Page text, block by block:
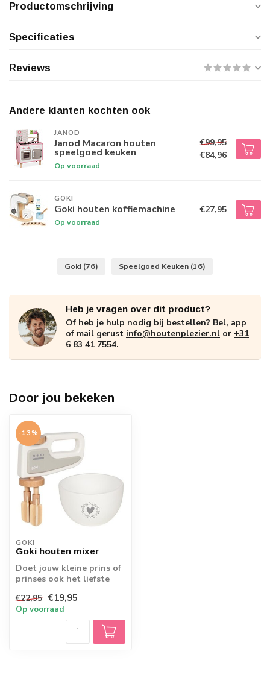
Productomschrijving
Specificaties
Reviews
Andere klanten kochten ook
JANOD
Janod Macaron houten
speelgoed keuken
Op voorraad
€99,95
€84,96
GOKI
Goki houten koffiemachine
Op voorraad
€27,95
Goki (76) Speelgoed Keuken (16)
Heb je vragen over dit product?
Of heb je hulp nodig bij bestellen? Bel, app
of mail gerust info@houtenplezier.nl or +31
6 83 41 7554.
Door jou bekeken
-13%
GOKI
Goki houten mixer
Doet jouw kleine prins of
prinses ook het liefste
keuken s...
€22,95 €19,95
Op voorraad